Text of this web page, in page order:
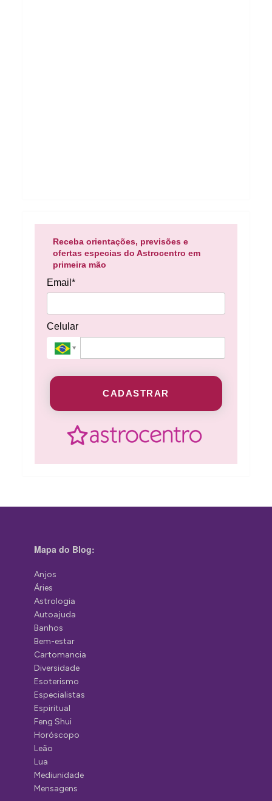
Receba orientações, previsões e
ofertas especias do Astrocentro em
primeira mão
Email*
Celular
CADASTRAR
Mapa do Blog:
Anjos
Áries
Astrologia
Autoajuda
Banhos
Bem-estar
Cartomancia
Diversidade
Esoterismo
Especialistas
Espiritual
Feng Shui
Horóscopo
Leão
Lua
Mediunidade
Mensagens